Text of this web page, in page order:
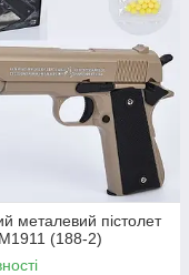
металевий пістолет
(188-2)